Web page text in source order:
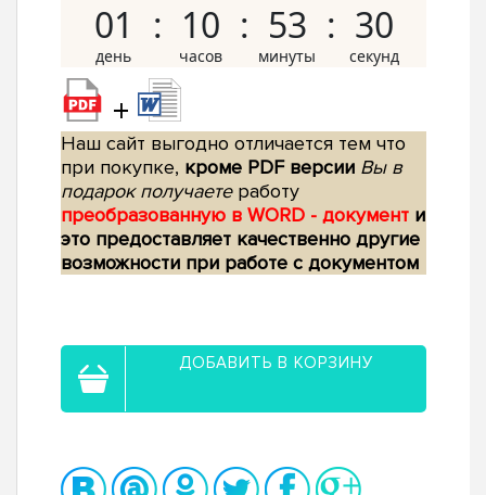
01 10 53 29
+
Наш сайт выгодно отличается тем что
при покупке, кроме PDF версии Вы в
подарок получаетеработу
преобразованную в WORD - документ и
это предоставляет качественно другие
возможности при работе с документом
ДОБАВИТЬ В КОРЗИНУ